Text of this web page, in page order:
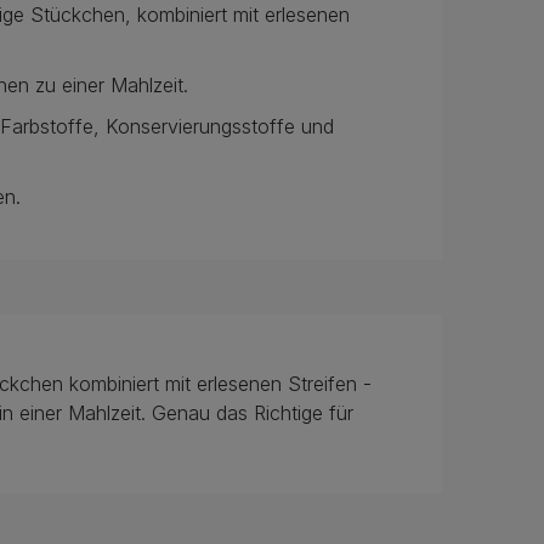
Stückchen, kombiniert mit erlesenen
zu einer Mahlzeit.
Konservierungsstoffe und
kombiniert mit erlesenen Streifen -
einer Mahlzeit. Genau das Richtige für